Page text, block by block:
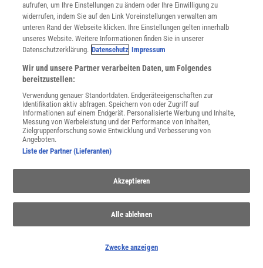
THEMENKANÄLE
aufrufen, um Ihre Einstellungen zu ändern oder Ihre Einwilligung zu
widerrufen, indem Sie auf den Link Voreinstellungen verwalten am
unteren Rand der Webseite klicken. Ihre Einstellungen gelten innerhalb
unseres Website. Weitere Informationen finden Sie in unserer
Datenschutzerklärung. Datenschutz Impressum
Wir und unsere Partner verarbeiten Daten, um Folgendes
bereitzustellen:
Verwendung genauer Standortdaten. Endgeräteeigenschaften zur
Identifikation aktiv abfragen. Speichern von oder Zugriff auf
Informationen auf einem Endgerät. Personalisierte Werbung und Inhalte,
Messung von Werbeleistung und der Performance von Inhalten,
Zielgruppenforschung sowie Entwicklung und Verbesserung von
Angeboten.
Liste der Partner (Lieferanten)
Akzeptieren
Alle ablehnen
Zwecke anzeigen